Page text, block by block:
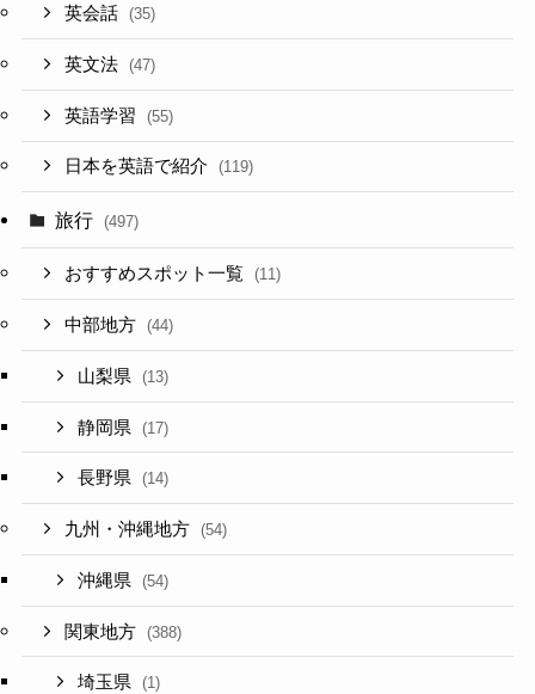
英会話 (35)
英文法 (47)
英語学習 (55)
日本を英語で紹介 (119)
旅行 (497)
おすすめスポット一覧 (11)
中部地方 (44)
山梨県 (13)
静岡県 (17)
長野県 (14)
九州・沖縄地方 (54)
沖縄県 (54)
関東地方 (388)
埼玉県 (1)